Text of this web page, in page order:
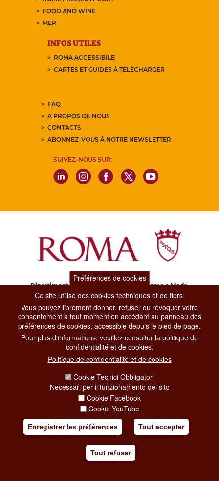
FOOD AND WINE
MER
INFOS UTILES
ROMA ACCESSIBILE
CARTES ET GUIDES À TÉLÉCHARGER
FAQ
A PROPOS DE NOUS
CONTACTS
ABONNEZ-VOUS À NOTRE NEWSLETTER
SUIVEZ-NOUS SUR:
Dipartimento Grandi Eventi, Sport, Turismo e Moda.
Via di San Basilio, 51
00187 Roma
CONTACT CENTER TEL. 06 06 08
CONTATTA LA REDAZIONE
PRIVACY
SOCIAL MEDIA POLICY
CREDITS
COPYRIGHT
ESCLUSIONE DI RESPONSABILITÀ
Préférences de cookies
Ce site utilise des cookies techniques et de tiers.
Vous pouvez librement donner, refuser ou révoquer votre
consentement à tout moment en accédant au panneau des
préférences de cookies, accessible depuis le pied de page.
Pour plus d'informations, veuillez consulter la politique de
confidentialité et de cookies.
Politique de confidentialité et de cookies
Cookie Tecnici Obbligatori
Necessari per il funzionamento del sito
Cookie Facebook
Cookie YouTube
Enregistrer les préférences Tout accepter
Tout refuser